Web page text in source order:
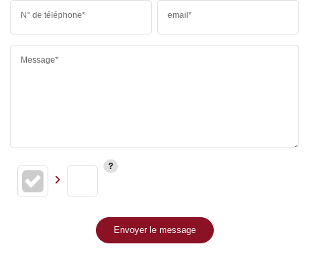
N° de téléphone* email*
Message*
Envoyer le message